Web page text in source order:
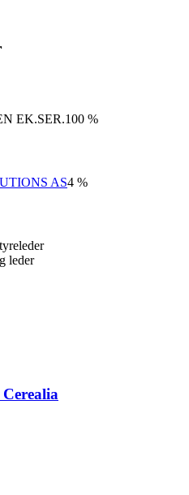
EK.SER.100 %
AS4 %
leder